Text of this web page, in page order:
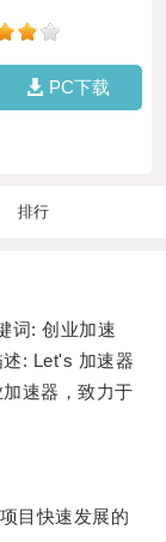
PC下载
排行
: 创业加速
: Let's 加速器
速器，致力于
目快速发展的